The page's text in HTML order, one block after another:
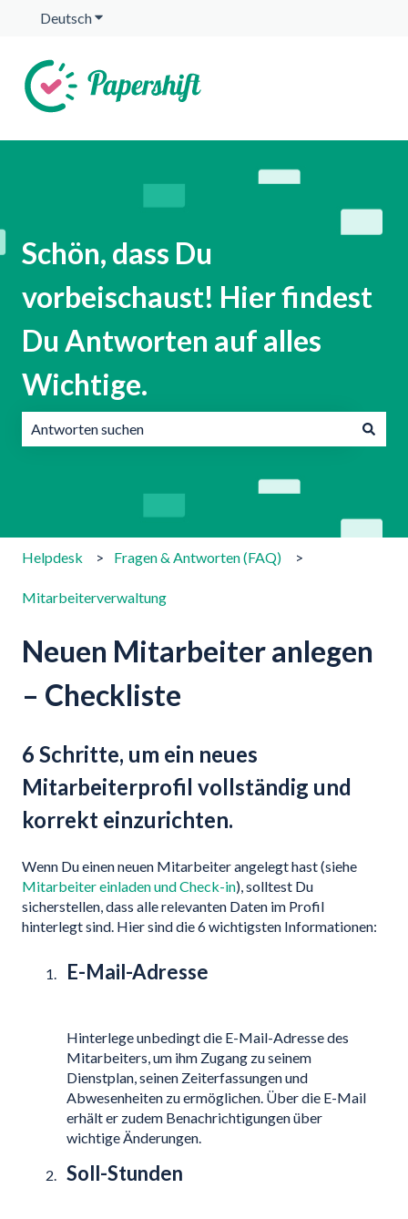
DeutschUntermenü für Übersetzungen anzeigen
Schön, dass Du
vorbeischaust! Hier findest
Du Antworten auf alles
Wichtige.
Helpdesk Fragen & Antworten (FAQ)
Mitarbeiterverwaltung
Neuen Mitarbeiter anlegen
– Checkliste
6 Schritte, um ein neues
Mitarbeiterprofil vollständig und
korrekt einzurichten.
Wenn Du einen neuen Mitarbeiter angelegt hast (siehe
Mitarbeiter einladen und Check-in), solltest Du
sicherstellen, dass alle relevanten Daten im Profil
hinterlegt sind. Hier sind die 6 wichtigsten Informationen:
E-Mail-Adresse
Hinterlege unbedingt die E-Mail-Adresse des
Mitarbeiters, um ihm Zugang zu seinem
Dienstplan, seinen Zeiterfassungen und
Abwesenheiten zu ermöglichen. Über die E-Mail
erhält er zudem Benachrichtigungen über
wichtige Änderungen.
Soll-Stunden